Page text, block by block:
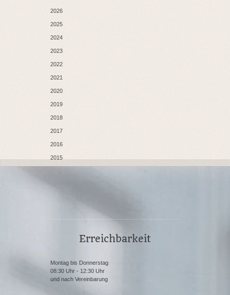
2026
2025
2024
2023
2022
2021
2020
2019
2018
2017
2016
2015
Erreichbarkeit
Montag bis Donnerstag
08:30 Uhr - 12:30 Uhr
und nach Vereinbarung